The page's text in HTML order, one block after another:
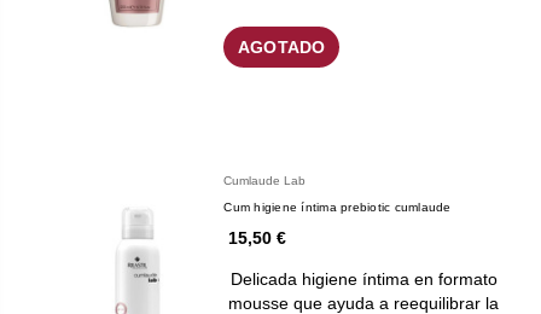
AGOTADO
Cumlaude Lab
Cum higiene íntima prebiotic cumlaude
15,50 €
Delicada higiene íntima en formato
mousse que ayuda a reequilibrar la